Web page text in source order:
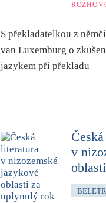
S překladatelkou z
van Luxemburg o
jazykem při překladu
v